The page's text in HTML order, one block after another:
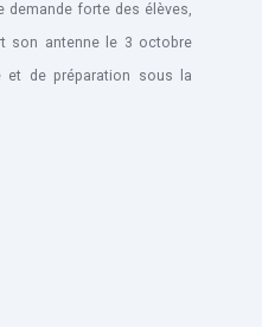
demande forte des élèves,
son antenne le 3 octobre
et de préparation sous la